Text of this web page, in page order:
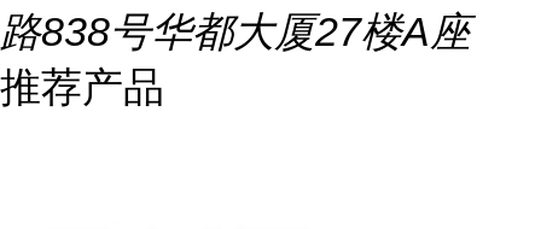
路838号华都大厦27楼A座
推荐产品